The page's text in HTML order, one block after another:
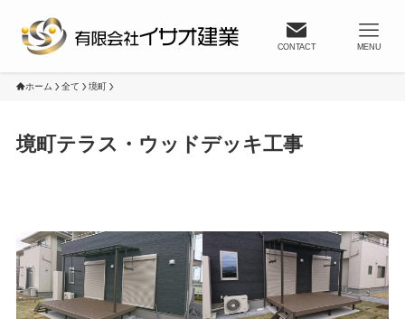
CONTACT MENU
ホーム 全て 境町
境町テラス・ウッドデッキ工事